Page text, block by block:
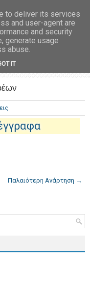
Παλαιότερη Ανάρτηση →
to deliver its services
and user-agent are
and security
generate usage
abuse.
IT